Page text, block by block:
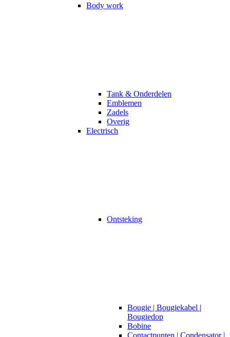
Body work
Tank & Onderdelen
Emblemen
Zadels
Overig
Electrisch
Ontsteking
Bougie | Bougiekabel |
Bougiedop
Bobine